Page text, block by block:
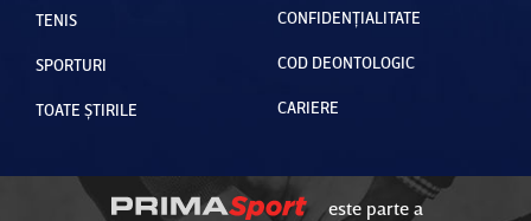
TENIS
SPORTURI
TOATE ȘTIRILE
CONFIDENȚIALITATE
COD DEONTOLOGIC
CARIERE
este parte a